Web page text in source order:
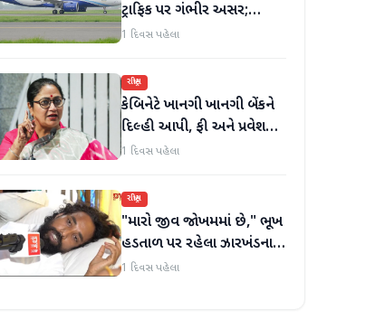
ટ્રાફિક પર ગંભીર અસર;
ઈન્ડિગોએ મુસાફરો માટે
1 દિવસ પહેલા
રાષ્ટ્રીય
કેબિનેટે ખાનગી ખાનગી બેંકને
દિલ્હી આપી, ફી અને પ્રવેશ
માટે નવા નિયમો વિશે જાણો
1 દિવસ પહેલા
રાષ્ટ્રીય
"મારો જીવ જોખમમાં છે," ભૂખ
હડતાળ પર રહેલા ઝારખંડના
વિદ્યાર્થી નેતા દેવેન્દ્ર નાથ
1 દિવસ પહેલા